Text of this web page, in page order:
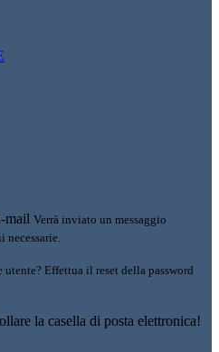
mail Verrà inviato un messaggio
Effettua il reset della password
la casella di posta elettronica!